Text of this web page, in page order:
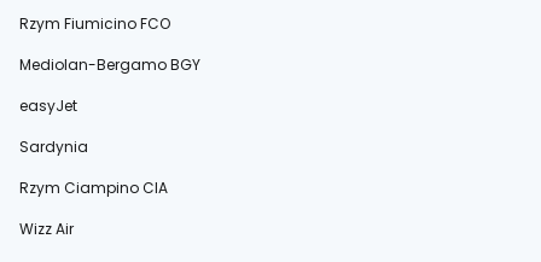
Rzym Fiumicino FCO
Mediolan-Bergamo BGY
easyJet
Sardynia
Rzym Ciampino CIA
Wizz Air